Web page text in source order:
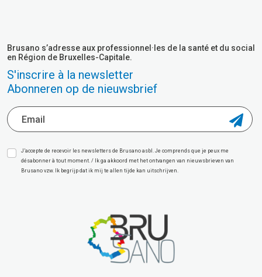
Brusano s’adresse aux professionnel·les de la santé et du social
en Région de Bruxelles-Capitale.
S'inscrire à la newsletter
Abonneren op de nieuwsbrief
J’accepte de recevoir les newsletters de Brusano asbl. Je comprends que je peux me
désabonner à tout moment. / Ik ga akkoord met het ontvangen van nieuwsbrieven van
Brusano vzw. Ik begrijp dat ik mij te allen tijde kan uitschrijven.